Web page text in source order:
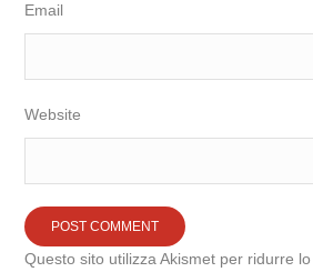
Email
Website
Questo sito utilizza Akismet per ridurre